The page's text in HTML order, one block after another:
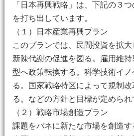
「日本再興戦略」は、下記の３
を打ち出しています。
（１）日本産業再興プラン
このプランでは、民間投資を拡
新陳代謝の促進を図る。雇用維
型へ政策転換する。科学技術イ
る。国家戦略特区によって規制
る。などの方針と目標が定められ
（２）戦略市場創造プラン
課題をバネに新たな市場を創造